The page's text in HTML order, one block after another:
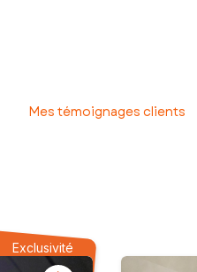
Mes témoignages clients
Exclusivité